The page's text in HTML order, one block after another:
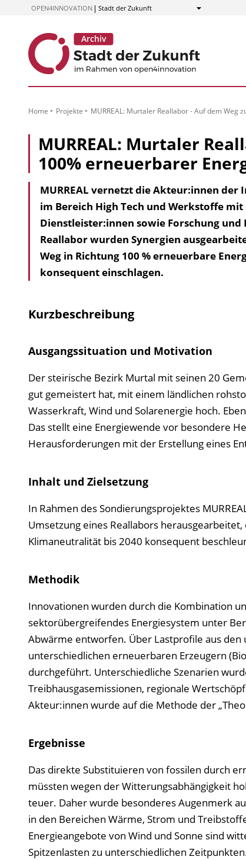
OPEN4INNOVATION Stadt der Zukunft
Anzeigen
Home Projekte MURREAL: Murtaler Reallabor - Auf dem Weg
MURREAL: Murtaler
100% erneuerbarer
MURREAL vernetzt die Akteur:innen
im Bereich High Tech und Werkstoffe
Dienstleister:innen sowie Forschung
Reallabor wurden Synergien
Weg in Richtung 100 % erneuerbare
konsequent einschlagen.
Kurzbeschreibung
Ausgangssituation und Motivation
Der steirische Bezirk Murtal mit seinen 20
gut gemeistert hat, mit einem ländlichen
Wasserkraft, Wind und Solarenergie hoch.
Das stellt eine Energiewende vor besondere
Herausforderungen mit der Erstellung eines
Inhalt und Zielsetzung
In Rahmen des Sondierungsprojektes
Umsetzung eines Reallabors
Klimaneutralität bis 2040 konsequent
Methodik
Innovationen wurden durch die Kombination
sektorübergreifendes Energiesystem unter
Abwärme entworfen. Über Lastprofile aus den
unterschiedlichen erneuerbaren Erzeugern
durchgeführt. Unterschiedliche Szenarien
Treibhausgasemissionen, regionale
Akteur:innen wurde auf die Methode der
Ergebnisse
Das direkte Substituieren von fossilen durch
müssten wegen der Witterungsabhängigkeit
teuer. Daher wurde besonderes Augenmerk
in den Bereichen Wärme, Strom und
Energieangebote von Wind und Sonne sind
Spitzenlasten zu unterschiedlichen